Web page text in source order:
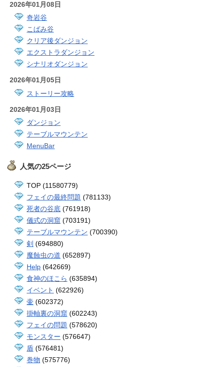
2026年01月08日
奇岩谷
こばみ谷
クリア後ダンジョン
エクストラダンジョン
シナリオダンジョン
2026年01月05日
ストーリー攻略
2026年01月03日
ダンジョン
テーブルマウンテン
MenuBar
人気の25ページ
TOP (11580779)
フェイの最終問題 (781133)
死者の谷底 (761918)
儀式の洞窟 (703191)
テーブルマウンテン (700390)
剣 (694880)
魔蝕虫の道 (652897)
Help (642669)
食神のほこら (635894)
イベント (622926)
壷 (602372)
掛軸裏の洞窟 (602243)
フェイの問題 (578620)
モンスター (576647)
盾 (576481)
巻物 (575776)